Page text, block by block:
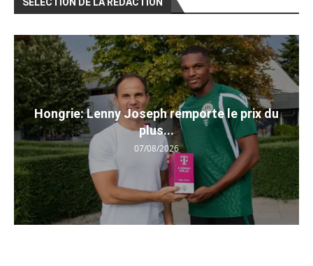
Hongrie: Lenny Joseph remporte le prix du
plus...
07/08/2026